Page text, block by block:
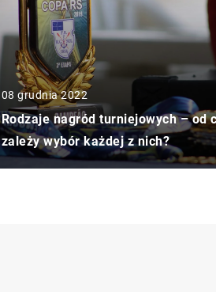
08 grudnia 2022
Rodzaje nagród turniejowych – od
zależy wybór każdej z nich?